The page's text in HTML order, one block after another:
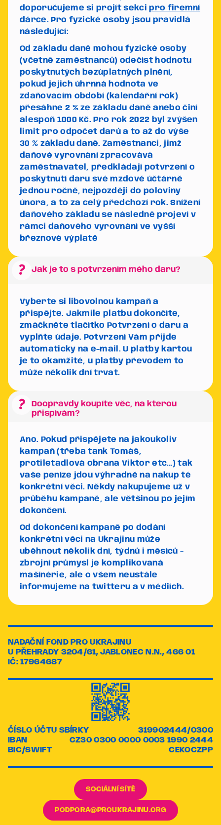
doporučujeme si projít sekcipro firemní
dárce. Pro fyzické osoby jsou pravidlá
následující:
Od základu daně mohou fyzické osoby
(včetně zaměstnanců) odečíst hodnotu
poskytnutých bezúplatných plnění,
pokud jejich úhrnná hodnota ve
zdaňovacím období (kalendářní rok)
přesáhne 2 % ze základu daně anebo činí
alespoň 1000 Kč. Pro rok 2022 byl zvýšen
limit pro odpočet darů a to až do výše
30 % základu daně.Zaměstnanci, jimž
daňové vyrovnání zpracovává
zaměstnavatel, předkládají potvrzení o
poskytnutí daru své mzdové účtárně
jednou ročně, nejpozději do poloviny
února, a to za celý předchozí rok. Snížení
daňového základu se následně projeví v
rámci daňového vyrovnání ve vyšší
březnové výplatě
question_mark Jak je to s potvrzením mého daru?
Vyberte si libovolnou kampaň a
přispějte. Jakmile platbu dokončíte,
zmáčkněte tlačítko Potvrzení o daru a
vyplňte údaje. Potvrzení Vám přijde
automaticky na e-mail. U platby kartou
je to okamžité, u platby převodem to
může několik dní trvat.
question_mark
Doopravdy koupíte věc, na kterou
přispívám?
Ano. Pokud přispějete na jakoukoliv
kampaň (třeba tank Tomáš,
protiletadlová obrana Viktor etc…) tak
vaše peníze jdou výhradně na nakup té
konkrétní věci. Někdy nakupujeme už v
průběhu kampaně, ale většinou po jejím
dokončení.
Od dokončení kampaně po dodání
konkrétní věci na Ukrajinu může
uběhnout několik dní, týdnů i měsíců -
zbrojní průmysl je komplikovaná
mašínérie, ale o všem neustále
informujeme na twitteru a v médiích.
NADAČNÍ FOND PRO UKRAJINU
U PŘEHRADY 3204/61, JABLONEC N.N., 466 01
IČ: 17964687
ČÍSLO ÚČTU SBÍRKY
319902444/0300
IBAN
CZ30 0300 0000 0003 1990 2444
BIC/SWIFT
CEKOCZPP
SOCIÁLNÍ SÍTĚ
PODPORA@PROUKRAJINU.ORG